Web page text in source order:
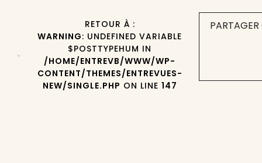
RETOUR À :
WARNING: UNDEFINED VARIABLE
$POSTTYPEHUM IN
/HOME/ENTREVB/WWW/WP-
CONTENT/THEMES/ENTREVUES-
NEW/SINGLE.PHP ON LINE 147